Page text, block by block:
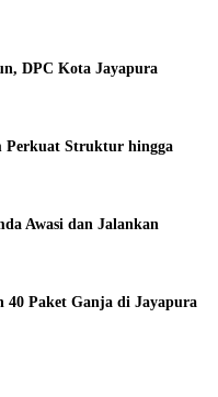
DPC Kota Jayapura
Perkuat Struktur hingga
Awasi dan Jalankan
40 Paket Ganja di Jayapura